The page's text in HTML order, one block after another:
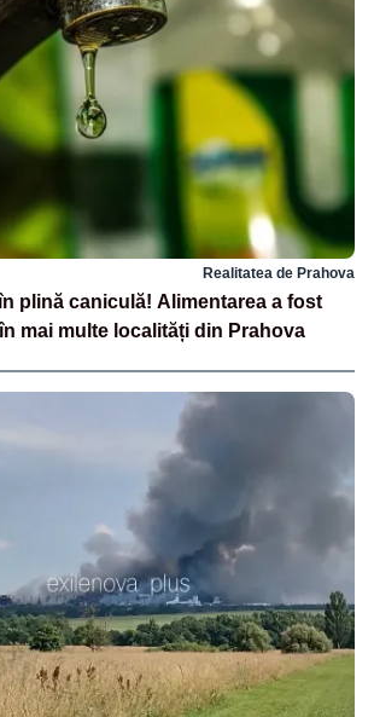
Realitatea de Prahova
plină caniculă! Alimentarea a fost
mai multe localități din Prahova